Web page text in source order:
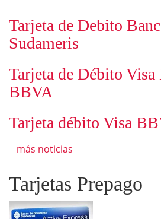
Tarjeta de Debito
Sudameris
Tarjeta de Débito Visa
BBVA
Tarjeta débito Visa
más noticias
Tarjetas Prepago